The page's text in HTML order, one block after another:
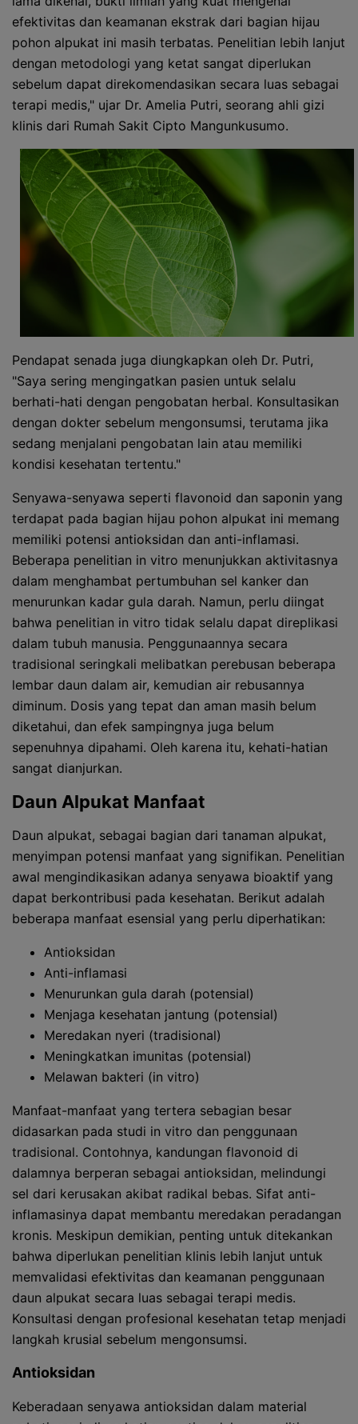
efektivitas dan keamanan ekstrak dari bagian hijau
pohon alpukat ini masih terbatas. Penelitian lebih lanjut
dengan metodologi yang ketat sangat diperlukan
sebelum dapat direkomendasikan secara luas sebagai
terapi medis," ujar Dr. Amelia Putri, seorang ahli gizi
klinis dari Rumah Sakit Cipto Mangunkusumo.
Pendapat senada juga diungkapkan oleh Dr. Putri,
"Saya sering mengingatkan pasien untuk selalu
berhati-hati dengan pengobatan herbal. Konsultasikan
dengan dokter sebelum mengonsumsi, terutama jika
sedang menjalani pengobatan lain atau memiliki
kondisi kesehatan tertentu."
Senyawa-senyawa seperti flavonoid dan saponin yang
terdapat pada bagian hijau pohon alpukat ini memang
memiliki potensi antioksidan dan anti-inflamasi.
Beberapa penelitian in vitro menunjukkan aktivitasnya
dalam menghambat pertumbuhan sel kanker dan
menurunkan kadar gula darah. Namun, perlu diingat
bahwa penelitian in vitro tidak selalu dapat direplikasi
dalam tubuh manusia. Penggunaannya secara
tradisional seringkali melibatkan perebusan beberapa
lembar daun dalam air, kemudian air rebusannya
diminum. Dosis yang tepat dan aman masih belum
diketahui, dan efek sampingnya juga belum
sepenuhnya dipahami. Oleh karena itu, kehati-hatian
sangat dianjurkan.
Daun Alpukat Manfaat
Daun alpukat, sebagai bagian dari tanaman alpukat,
menyimpan potensi manfaat yang signifikan. Penelitian
awal mengindikasikan adanya senyawa bioaktif yang
dapat berkontribusi pada kesehatan. Berikut adalah
beberapa manfaat esensial yang perlu diperhatikan:
Antioksidan
Anti-inflamasi
Menurunkan gula darah (potensial)
Menjaga kesehatan jantung (potensial)
Meredakan nyeri (tradisional)
Meningkatkan imunitas (potensial)
Melawan bakteri (in vitro)
Manfaat-manfaat yang tertera sebagian besar
didasarkan pada studi in vitro dan penggunaan
tradisional. Contohnya, kandungan flavonoid di
dalamnya berperan sebagai antioksidan, melindungi
sel dari kerusakan akibat radikal bebas. Sifat anti-
inflamasinya dapat membantu meredakan peradangan
kronis. Meskipun demikian, penting untuk ditekankan
bahwa diperlukan penelitian klinis lebih lanjut untuk
memvalidasi efektivitas dan keamanan penggunaan
daun alpukat secara luas sebagai terapi medis.
Konsultasi dengan profesional kesehatan tetap menjadi
langkah krusial sebelum mengonsumsi.
Antioksidan
Keberadaan senyawa antioksidan dalam material